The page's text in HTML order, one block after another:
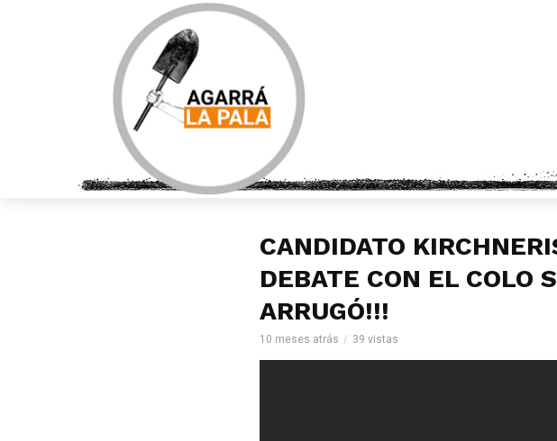
CANDIDATO
DEBATE CON EL COLO
ARRUGÓ!!!
10 meses atrás 39 vistas